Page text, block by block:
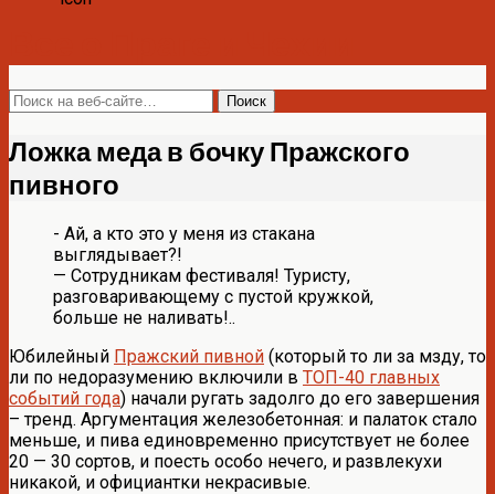
Ложка меда в бочку Пражского
пивного
- Ай, а кто это у меня из стакана
выглядывает?!
— Сотрудникам фестиваля! Туристу,
разговаривающему с пустой кружкой,
больше не наливать!..
Юбилейный Пражский пивной (который то ли за мзду, то
ли по недоразумению включили в ТОП-40 главных
событий года) начали ругать задолго до его завершения
– тренд. Аргументация железобетонная: и палаток стало
меньше, и пива единовременно присутствует не более
20 — 30 сортов, и поесть особо нечего, и развлекухи
никакой, и официантки некрасивые.